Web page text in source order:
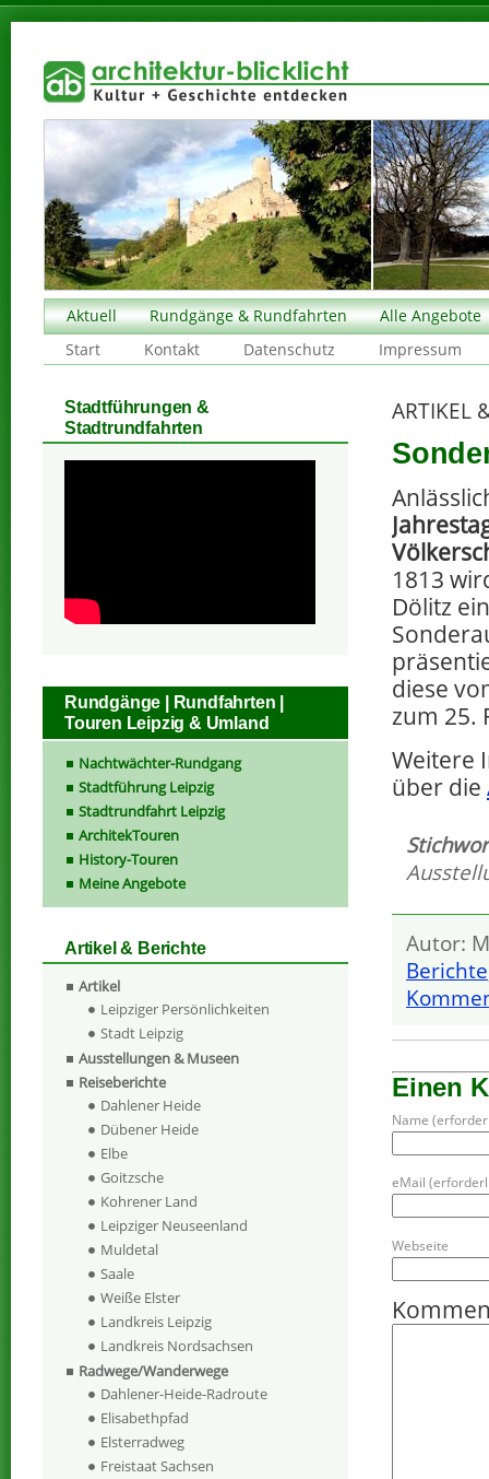
Aktuell Rundgänge & Rundfahrten
Alle Angebote
Start
Kontakt Datenschutz Impressum
ARTIKEL
1813
Dölitz
diese
zum 25.
Weitere
über die
Autor:
Berichte
Einen
Name
eMail
Webseite
Stadtführungen &
Stadtrundfahrten
Rundgänge | Rundfahrten |
Touren Leipzig & Umland
Nachtwächter-Rundgang
Stadtführung Leipzig
Stadtrundfahrt Leipzig
ArchitekTouren
History-Touren
Meine Angebote
Artikel & Berichte
Artikel
Leipziger Persönlichkeiten
Stadt Leipzig
Ausstellungen & Museen
Reiseberichte
Dahlener Heide
Dübener Heide
Elbe
Goitzsche
Kohrener Land
Leipziger Neuseenland
Muldetal
Saale
Weiße Elster
Landkreis Leipzig
Landkreis Nordsachsen
Radwege/Wanderwege
Dahlener-Heide-Radroute
Elisabethpfad
Elsterradweg
Freistaat Sachsen